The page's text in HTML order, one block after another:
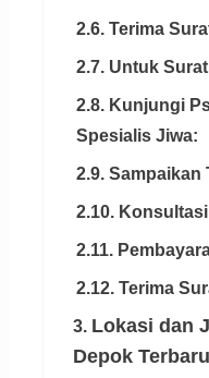
2.6. Terima
2.7. Untuk
2.8. Kunjungi
Spesialis Jiwa:
2.9. Sampaikan
2.10.
2.11.
2.12. Terima
3. Lokasi dan
Depok Terbaru